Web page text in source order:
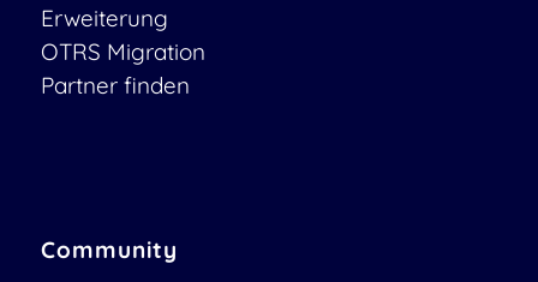
Erweiterung
OTRS Migration
Partner finden
Community